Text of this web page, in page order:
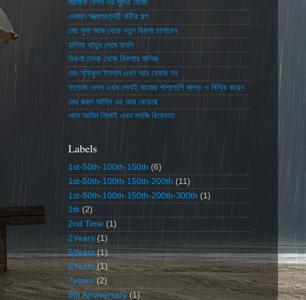
মরজিনা বেগম এর সুদের বোঝা
একজন আত্মপ্রত্যয়ী নারীর গল্প
মোঃ মুসা আজ থেকে নতুন রিকশা চালাবেন
হালিমা খাতুন থেমে যাননি
রিকশা চালক থেকে রিকশার মালিক
মোঃ শফিকুল ইসলাম এখন আর বেকার নন
ফাতেমা বেগম এখন সেলাই কাজের পাশাপাশি কাপড় ও বিক্রি করেন
মোঃ রুহুল আমিন এর আয় বেড়েছে
আল আমিন নিজেই এখন সবজি বিক্রেতা
Labels
1st-50th-100th-150th (6)
1st-50th-100th-150th-200th (11)
1st-50th-100th-150th-200th-300th (1)
1tk (2)
2nd Time (1)
2Years (1)
5Years (1)
6Years (1)
7years (2)
8th Anniversary (1)